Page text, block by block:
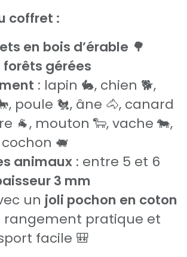
coffret :
en bois d’érable 🌳
forêts gérées
: lapin 🐇, chien 🐕,
poule 🐔, âne 🐴, canard
🐐, mouton 🐑, vache 🐄,
🐖
animaux : entre 5 et 6
3 mm
un joli pochon en coton
rangement pratique et
facile 🎒